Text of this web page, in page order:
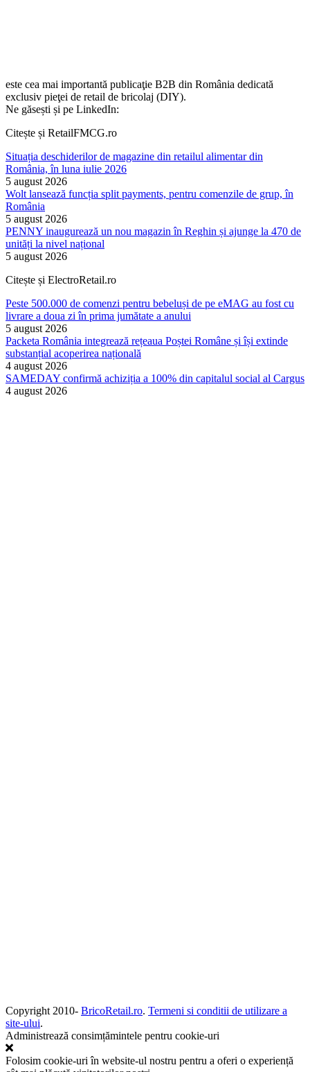
este cea mai importantă publicaţie B2B din România dedicată
exclusiv pieţei de retail de bricolaj (DIY).
Ne găsești și pe LinkedIn:
Citește și RetailFMCG.ro
Situația deschiderilor de magazine din retailul alimentar din
România, în luna iulie 2026
5 august 2026
Wolt lansează funcția split payments, pentru comenzile de grup, în
România
5 august 2026
PENNY inaugurează un nou magazin în Reghin și ajunge la 470 de
unități la nivel național
5 august 2026
Citește și ElectroRetail.ro
Peste 500.000 de comenzi pentru bebeluși de pe eMAG au fost cu
livrare a doua zi în prima jumătate a anului
5 august 2026
Packeta România integrează rețeaua Poștei Române și își extinde
substanțial acoperirea națională
4 august 2026
SAMEDAY confirmă achiziția a 100% din capitalul social al Cargus
4 august 2026
Copyright 2010- BricoRetail.ro. Termeni si conditii de utilizare a
site-ului.
Administrează consimțămintele pentru cookie-uri
Folosim cookie-uri în website-ul nostru pentru a oferi o experiență